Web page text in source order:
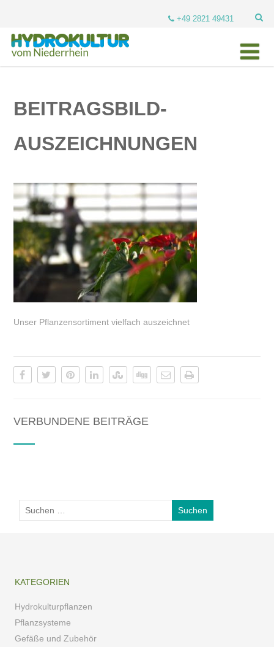
+49 2821 49431
BEITRAGSBILD-
AUSZEICHNUNGEN
Unser Pflanzensortiment vielfach auszeichnet
VERBUNDENE BEITRÄGE
KATEGORIEN
Hydrokulturpflanzen
Pflanzsysteme
Gefäße und Zubehör